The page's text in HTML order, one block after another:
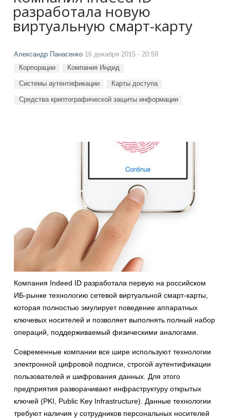
разработала новую
виртуальную смарт-карту
Александр Панасенко 16 декабря 2015 - 20:59
Корпорации Компания Индид
Системы аутентификации Карты доступа
Средства криптографической защиты информации
Компания Indeed ID разработала первую на российском
ИБ-рынке технологию сетевой виртуальной смарт-карты,
которая полностью эмулирует поведение аппаратных
ключевых носителей и позволяет выполнять полный набор
операций, поддерживаемый физическими аналогами.
Современные компании все шире используют технологии
электронной цифровой подписи, строгой аутентификации
пользователей и шифрования данных. Для этого
предприятия разворачивают инфраструктуру открытых
ключей (PKI, Public Key Infrastructure). Данные технологии
требуют наличия у сотрудников персональных носителей